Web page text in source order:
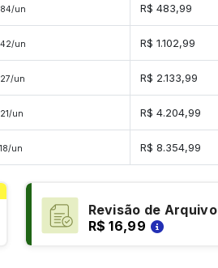
un R$ 483,99
un R$ 1.102,99
un R$ 2.133,99
un R$ 4.204,99
un R$ 8.354,99
Revisão de Arquivo
R$ 16,99